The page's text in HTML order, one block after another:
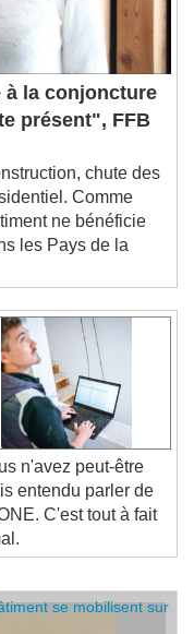
à la conjoncture
présent", FFB
chute des
Comme
ne bénéficie
les Pays de la
n'avez peut-être
entendu parler de
C'est tout à fait
se mobilisent sur